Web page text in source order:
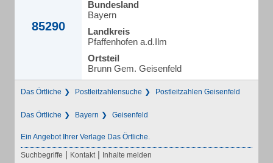
85290
Bundesland
Bayern
Landkreis
Pfaffenhofen a.d.Ilm
Ortsteil
Brunn Gem. Geisenfeld
Das Örtliche Postleitzahlensuche Postleitzahlen Geisenfeld
Das Örtliche Bayern Geisenfeld
Ein Angebot Ihrer Verlage Das Örtliche.
Suchbegriffe | Kontakt | Inhalte melden